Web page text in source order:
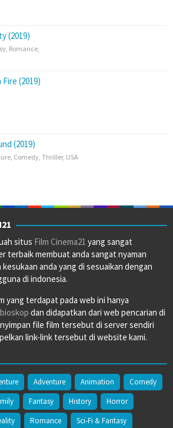
(2019)
Romance
(2019)
(2019)
Comedy Thriller, USA
situs Film Cinema21 yang sangat
terbaik membuat anda sangat nyaman
anda yang di sesuaikan dengan
di indonesia.
yang terdapat pada web ini hanya
dan didapatkan dari web pencarian di
file film tersebut di server sendiri
link-link tersebut di website kami.
Adventure Animation
Comedy
Fantasy History
Horror
Romance Sci-Fi & Fantasy